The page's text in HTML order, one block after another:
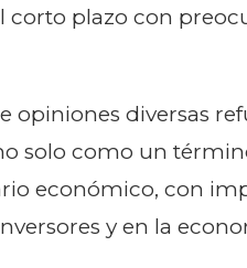
corto plazo con
opiniones diversas
solo como un
económico, con
y en la